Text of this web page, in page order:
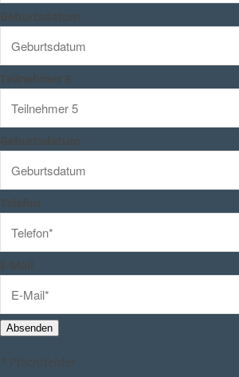
Geburtsdatum
Teilnehmer 5
Geburtsdatum
Telefon
E-Mail
Absenden
* Pflichtfelder